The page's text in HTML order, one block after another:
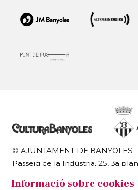
© AJUNTAMENT DE BANYOLES
Passeig de la Indústria, 25, 3a
Informació sobre cookies